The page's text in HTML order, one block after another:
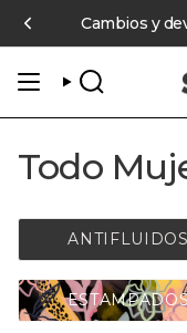
contenido
online sobre
Cambios y
BÚSQUEDA
Todo
ANTIFLUIDOS